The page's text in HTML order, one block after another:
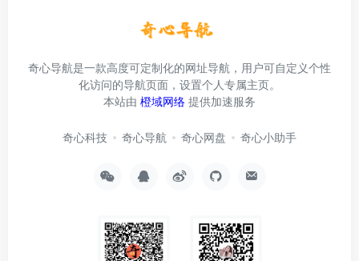
奇心导航是一款高度可定制化的网址导航，用户可自定义个性
化访问的导航页面，设置个人专属主页。
本站由 橙域网络 提供加速服务
奇心科技 奇心导航 奇心网盘 奇心小助手